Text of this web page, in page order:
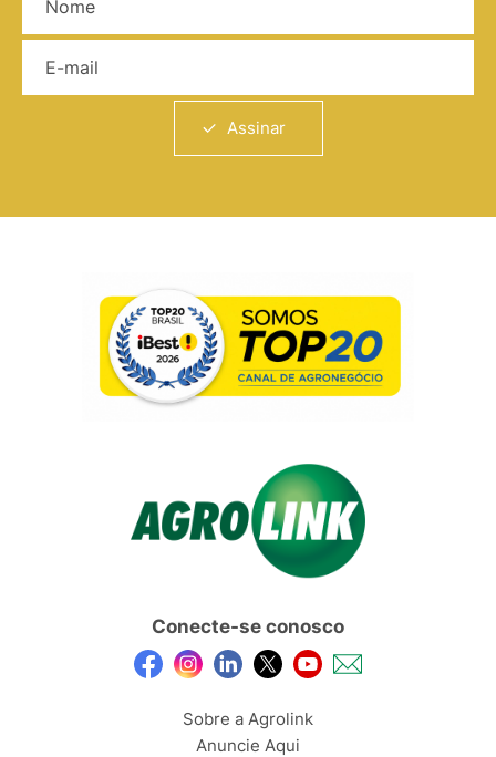
Assinar
Conecte-se conosco
Sobre a Agrolink
Anuncie Aqui